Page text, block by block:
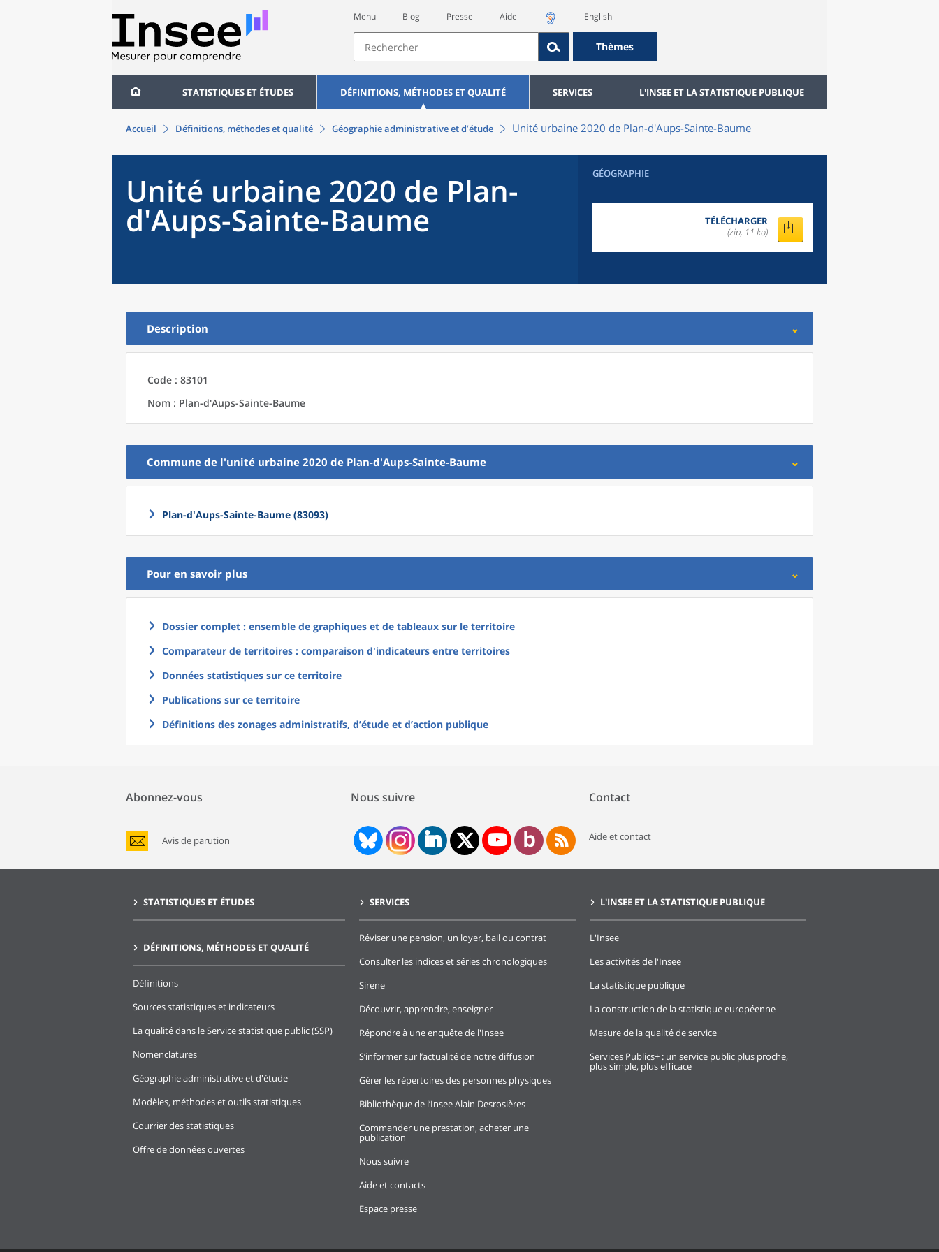
Menu Blog Presse Aide English
Thèmes
STATISTIQUES ET ÉTUDES DÉFINITIONS, MÉTHODES ET QUALITÉ SERVICES L'INSEE ET LA STATISTIQUE PUBLIQUE
Accueil Définitions, méthodes et qualité Géographie administrative et d’étude Unité urbaine 2020 de Plan-d'Aups-Sainte-Baume
Unité urbaine 2020 de Plan-
d'Aups-Sainte-Baume
GÉOGRAPHIE
TÉLÉCHARGER
(zip, 11 ko)
Description
Code : 83101
Nom : Plan-d'Aups-Sainte-Baume
Commune de l'unité urbaine 2020 de Plan-d'Aups-Sainte-Baume
Plan-d'Aups-Sainte-Baume (83093)
Pour en savoir plus
Dossier complet : ensemble de graphiques et de tableaux sur le territoire
Comparateur de territoires : comparaison d'indicateurs entre territoires
Données statistiques sur ce territoire
Publications sur ce territoire
Définitions des zonages administratifs, d’étude et d’action publique
Abonnez-vous
Avis de parution
Nous suivre Contact
Aide et contact
STATISTIQUES ET ÉTUDES
DÉFINITIONS, MÉTHODES ET QUALITÉ
Définitions
Sources statistiques et indicateurs
La qualité dans le Service statistique public (SSP)
Nomenclatures
Géographie administrative et d'étude
Modèles, méthodes et outils statistiques
Courrier des statistiques
Offre de données ouvertes
SERVICES
Réviser une pension, un loyer, bail ou contrat
Consulter les indices et séries chronologiques
Sirene
Découvrir, apprendre, enseigner
Répondre à une enquête de l'Insee
S’informer sur l’actualité de notre diffusion
Gérer les répertoires des personnes physiques
Bibliothèque de l’Insee Alain Desrosières
Commander une prestation, acheter une
publication
Nous suivre
Aide et contacts
Espace presse
L'INSEE ET LA STATISTIQUE PUBLIQUE
L'Insee
Les activités de l'Insee
La statistique publique
La construction de la statistique européenne
Mesure de la qualité de service
Services Publics+ : un service public plus proche,
plus simple, plus efficace